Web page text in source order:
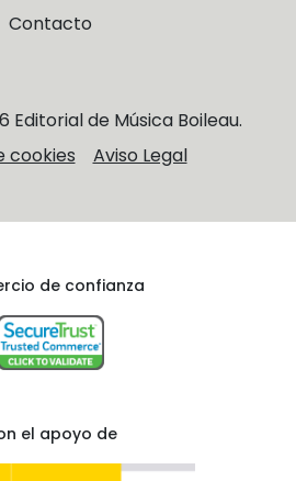
Contacto
Editorial de Música Boileau.
cookies
Aviso Legal
de confianza
el apoyo de